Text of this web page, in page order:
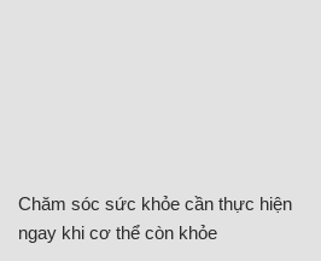
Chăm sóc sức khỏe cần thực hiện
ngay khi cơ thể còn khỏe